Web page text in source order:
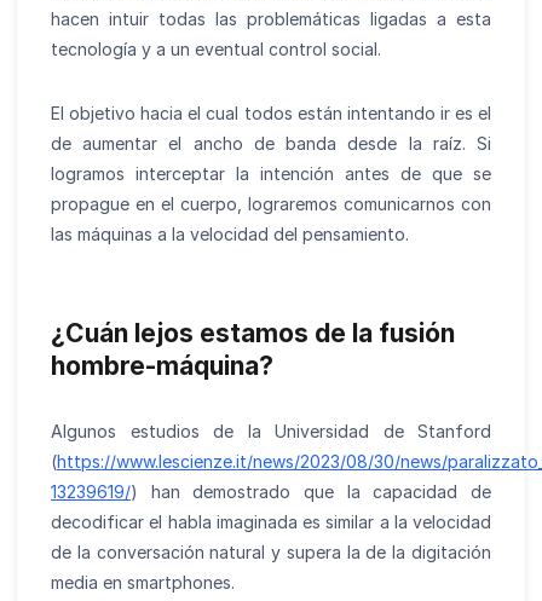
hacen intuir todas las problemáticas ligadas a esta
tecnología y a un eventual control social.
El objetivo hacia el cual todos están intentando ir es el
de aumentar el ancho de banda desde la raíz. Si
logramos interceptar la intención antes de que se
propague en el cuerpo, lograremos comunicarnos con
las máquinas a la velocidad del pensamiento.
¿Cuán lejos estamos de la fusión
hombre-máquina?
Algunos estudios de la Universidad de Stanford
(https://www.lescienze.it/news/2023/08/30/news/
13239619/) han demostrado que la capacidad de
decodificar el habla imaginada es similar a la velocidad
de la conversación natural y supera la de la digitación
media en smartphones.